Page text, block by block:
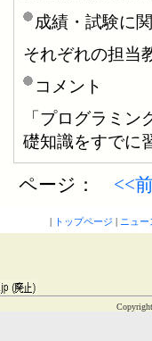
成績・試験に
それぞれの担当
コメント
「プログラミ
礎知識をすでに
ページ： <<
| トップページ | ニュ